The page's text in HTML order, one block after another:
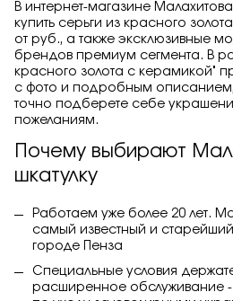
В интернет-магазине
купить серьги из красного
от руб., а также эксклюзивные
брендов премиум сегмента. В
красного золота с керамикой"
с фото и подробным
точно подберете себе
пожеланиям.
Почему выбирают
шкатулку
Работаем уже более 20 лет.
самый известный и
городе Пенза
Специальные условия
расширенное обслуживание -